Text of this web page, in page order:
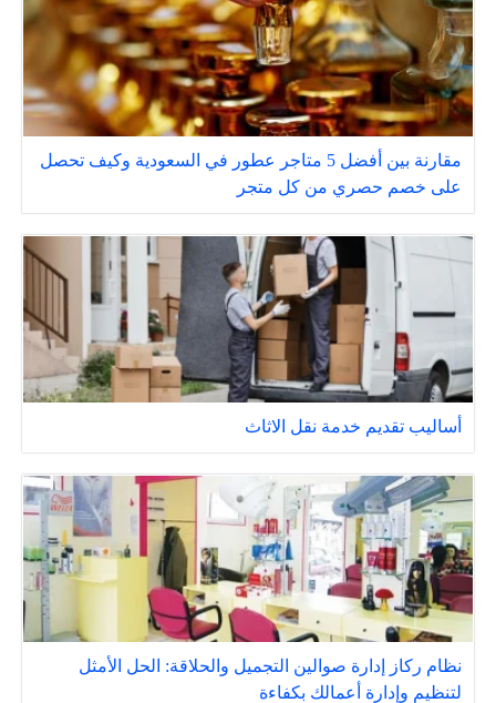
مقارنة بين أفضل 5 متاجر عطور في السعودية وكيف تحصل
على خصم حصري من كل متجر
أساليب تقديم خدمة نقل الاثاث
نظام ركاز إدارة صوالين التجميل والحلاقة: الحل الأمثل
لتنظيم وإدارة أعمالك بكفاءة